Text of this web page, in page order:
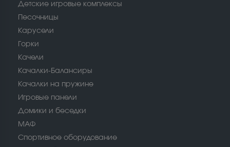
Детские игровые комплексы
Песочницы
Карусели
Горки
Качели
Качалки-Балансиры
Качалки на пружине
Игровые панели
Домики и беседки
МАФ
Спортивное оборудование